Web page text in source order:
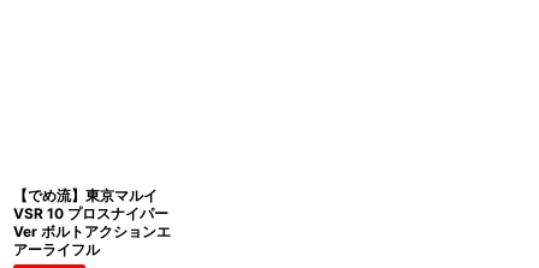
【でめ流】東京マルイ
VSR 10 プロスナイパー
Ver ボルトアクションエ
アーライフル